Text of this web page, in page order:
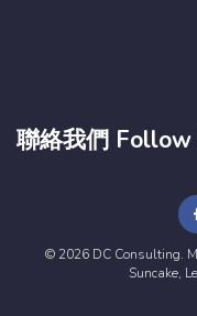
聯絡我們 Follow
© 2026 DC Consulting.
Suncake,